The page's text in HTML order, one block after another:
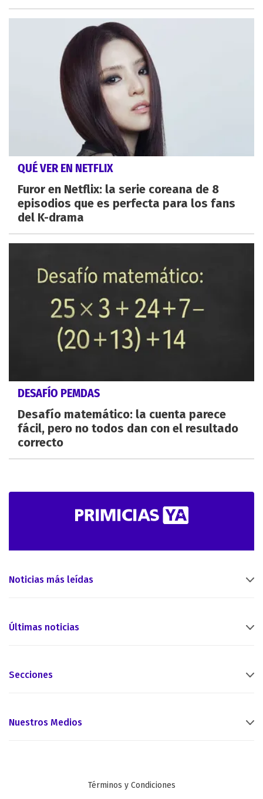
QUÉ VER EN NETFLIX
Furor en Netflix: la serie coreana de 8
episodios que es perfecta para los fans
del K-drama
DESAFÍO PEMDAS
Desafío matemático: la cuenta parece
fácil, pero no todos dan con el resultado
correcto
Noticias más leídas
Últimas noticias
Secciones
Nuestros Medios
Términos y Condiciones